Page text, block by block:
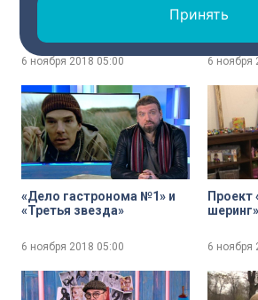
6 ноября 2018 05:00
Как вы
6 ноября
«Дело гастронома №1» и
«Третья звезда»
6 ноября 2018 05:00
Проект
шеринг»
6 ноября
Принять